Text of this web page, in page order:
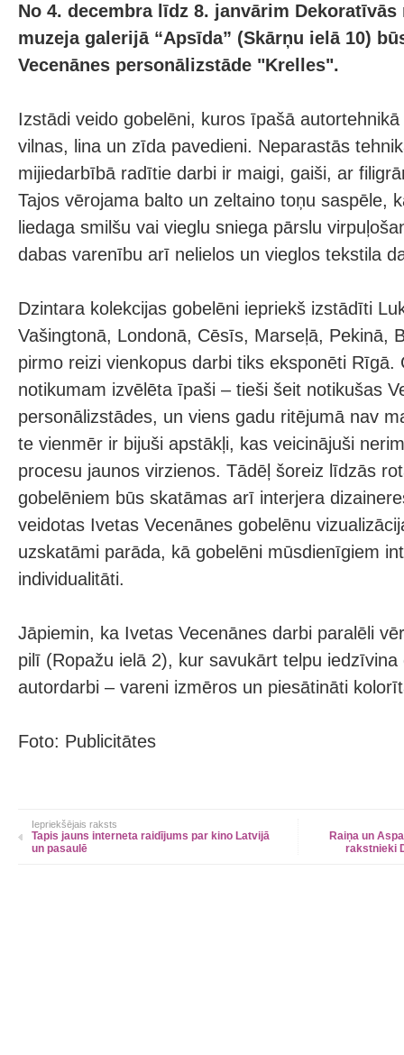
No 4. decembra līdz 8. janvārim
muzeja galerijā “Apsīda” (Skārņu ielā 10)
Vecenānes personālizstāde "Krelles".
Izstādi veido gobelēni, kuros īpašā
vilnas, lina un zīda pavedieni. Neparastās
mijiedarbībā radītie darbi ir maigi, gaiši, ar
Tajos vērojama balto un zeltaino toņu saspēle,
liedaga smilšu vai vieglu sniega pārslu
dabas varenību arī nelielos un vieglos tekstila
Dzintara kolekcijas gobelēni iepriekš izstādīti
Vašingtonā, Londonā, Cēsīs, Marseļā, Pekinā,
pirmo reizi vienkopus darbi tiks eksponēti Rīgā.
notikumam izvēlēta īpaši – tieši šeit notikušas
personālizstādes, un viens gadu ritējumā nav
te vienmēr ir bijuši apstākļi, kas veicinājuši
procesu jaunos virzienos. Tādēļ šoreiz līdzās
gobelēniem būs skatāmas arī interjera
veidotas Ivetas Vecenānes gobelēnu
uzskatāmi parāda, kā gobelēni mūsdienīgiem
individualitāti.
Jāpiemin, ka Ivetas Vecenānes darbi paralēli
pilī (Ropažu ielā 2), kur savukārt telpu iedzīvina
autordarbi – vareni izmēros un piesātināti
Foto: Publicitātes
Iepriekšējais raksts
Tapis jauns interneta raidījums par kino Latvijā
un pasaulē
Raiņa un
rakstnieki